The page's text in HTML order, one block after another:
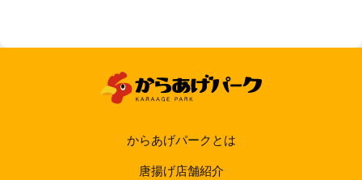
からあげパークとは
唐揚げ店舗紹介